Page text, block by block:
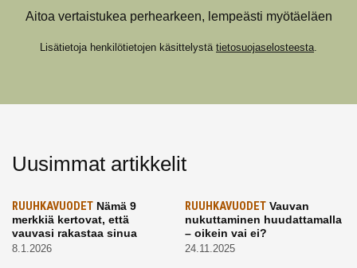
Aitoa vertaistukea perhearkeen, lempeästi myötäeläen
Lisätietoja henkilötietojen käsittelystä tietosuojaselosteesta
Uusimmat artikkelit
RUUHKAVUODET Nämä 9
merkkiä kertovat, että
vauvasi rakastaa sinua
8.1.2026
RUUHKAVUODETVauvan
nukuttaminen huudattamalla
– oikein vai ei?
24.11.2025